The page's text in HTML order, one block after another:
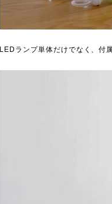
LEDランプ単体だけでなく、付